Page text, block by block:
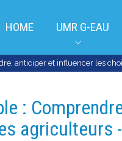
HOME UMR G-EAU
anticiper et influencer les
:
agriculteurs